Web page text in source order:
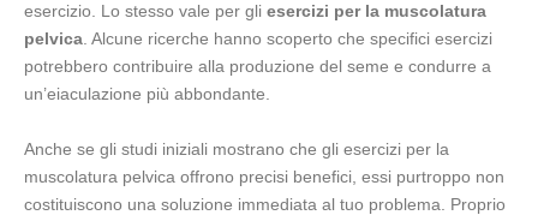
esercizio. Lo stesso vale per gli esercizi per la muscolatura
pelvica . Alcune ricerche hanno scoperto che specifici esercizi
potrebbero contribuire alla produzione del seme e condurre a
un’eiaculazione più abbondante.
Anche se gli studi iniziali mostrano che gli esercizi per la
muscolatura pelvica offrono precisi benefici, essi purtroppo non
costituiscono una soluzione immediata al tuo problema. Proprio